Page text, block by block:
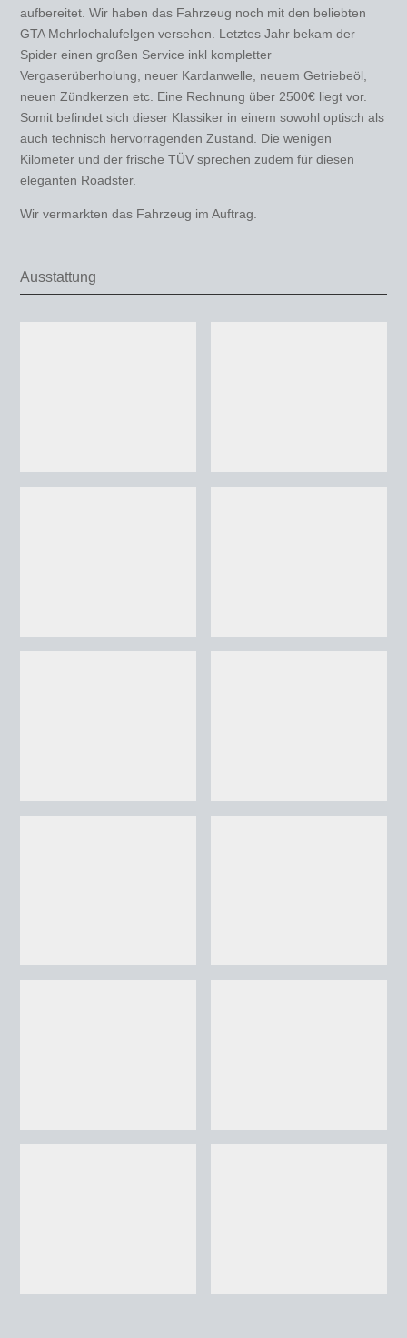
aufbereitet. Wir haben das Fahrzeug noch mit den beliebten
GTA Mehrlochalufelgen versehen. Letztes Jahr bekam der
Spider einen großen Service inkl kompletter
Vergaserüberholung, neuer Kardanwelle, neuem Getriebeöl,
neuen Zündkerzen etc. Eine Rechnung über 2500€ liegt vor.
Somit befindet sich dieser Klassiker in einem sowohl optisch als
auch technisch hervorragenden Zustand. Die wenigen
Kilometer und der frische TÜV sprechen zudem für diesen
eleganten Roadster.
Wir vermarkten das Fahrzeug im Auftrag.
Ausstattung